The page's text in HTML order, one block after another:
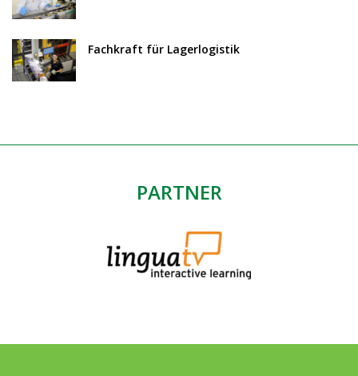
Fachkraft für Lagerlogistik
PARTNER